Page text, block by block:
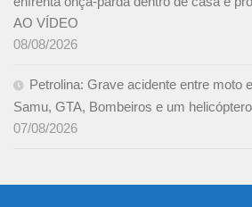
AO VÍDEO
08/08/2026
Petrolina: Grave acidente entre moto
Samu, GTA, Bombeiros e um helicóptero
07/08/2026